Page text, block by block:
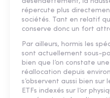
répercute plus
sociétés. Tant en relatif
conserve donc un fort
Par ailleurs, hormis les
sont actuellement sous-
bien que l’on constate
réallocation depuis
s’observent aussi bien sur
ETFs indexés sur l’or